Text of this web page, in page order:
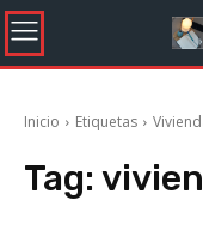
Inicio Etiquetas
Tag: